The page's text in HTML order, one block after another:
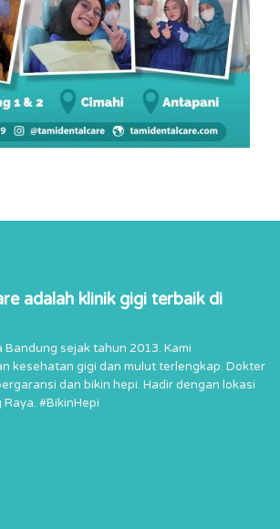
adalah klinik gigi terbaik di
sejak tahun 2013. Kami
kesehatan gigi dan mulut terlengkap. Dokter
dan bikin hepi. Hadir dengan lokasi
#BikinHepi